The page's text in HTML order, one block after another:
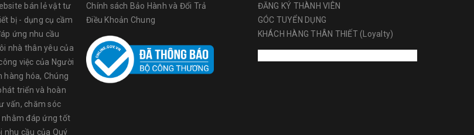
được sử dụng rộng rãi tại các nước trên thế giới bao gồm
nên giáthành sản phẩm có ưu thế dễ chấp nhận hơn các
bán lẻ vật tư
bị - dụng cụ cầm
ứng nhu cầu
nhà thân yêu của
việc của Người
hàng hóa, Chúng
triển và hoàn
vấn, chăm sóc
nhằm đáp ứng tốt
nhu cầu của Quý
Chính sách Bảo Hành và Đổi Trả
Điều Khoản Chung
ĐĂNG KÝ THÀNH VIÊN
GÓC TUYỂN DỤNG
KHÁCH HÀNG THÂN THIẾT (Loyalty)